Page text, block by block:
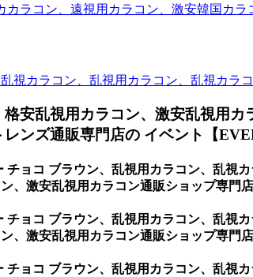
ラコン、遠視用カラコン、激安韓国カラ
視カラコン、乱視用カラコン、乱視カ
安乱視用カラコン、激安乱視用
ンズ通販専門店の イベント【
チョコ ブラウン、乱視用カラコン、乱
、激安乱視用カラコン通販ショップ専門
チョコ ブラウン、乱視用カラコン、乱
、激安乱視用カラコン通販ショップ専門
チョコ ブラウン、乱視用カラコン、乱